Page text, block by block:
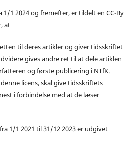
1 2024 og fremefter, er tildelt en CC-By
at
til deres artikler og giver tidsskriftet
gives andre ret til at dele artiklen
og første publicering i NTfK.
licens, skal give tidsskriftets
i forbindelse med at de læser
1/1 2021 til 31/12 2023 er udgivet